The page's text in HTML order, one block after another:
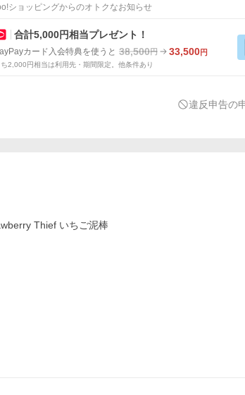
ショッピングからのオトクなお知らせ
合計5,000円相当プレゼント！
カード入会特典を使うと 38,500円 33,500円
ち2,000円相当は利用先・期間限定。他条件あり
違反申告の
Thief いちご泥棒